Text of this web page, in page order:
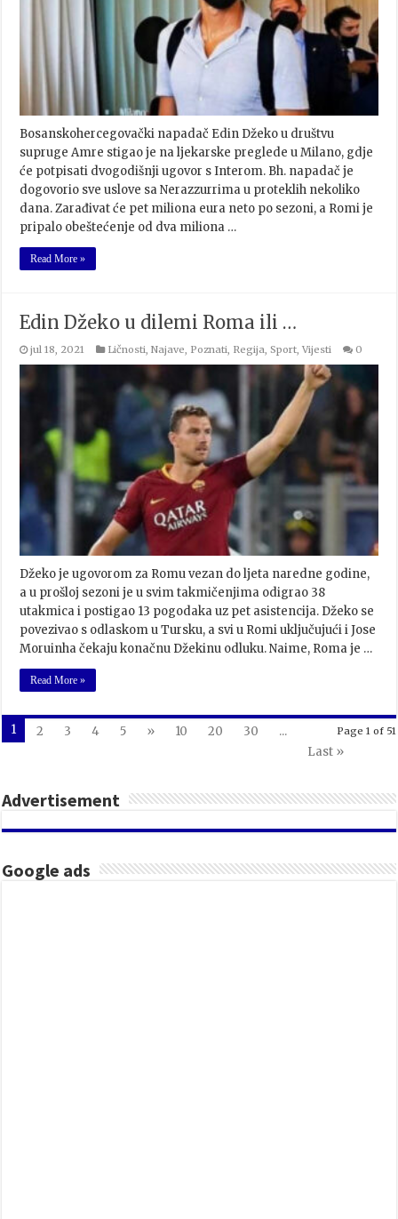
Bosanskohercegovački napadač Edin Džeko u društvu
supruge Amre stigao je na ljekarske preglede u Milano, gdje
će potpisati dvogodišnji ugovor s Interom. Bh. napadač je
dogovorio sve uslove sa Nerazzurrima u proteklih nekoliko
dana. Zarađivat će pet miliona eura neto po sezoni, a Romi je
pripalo obeštećenje od dva miliona …
Read More »
Edin Džeko u dilemi Roma ili …
jul 18, 2021 Ličnosti,Najave, Poznati, Regija,Sport,Vijesti 0
Džeko je ugovorom za Romu vezan do ljeta naredne godine,
a u prošloj sezoni je u svim takmičenjima odigrao 38
utakmica i postigao 13 pogodaka uz pet asistencija. Džeko se
povezivao s odlaskom u Tursku, a svi u Romi uključujući i Jose
Moruinha čekaju konačnu Džekinu odluku. Naime, Roma je …
Read More »
Page 1 of 51
1 2 3 4 5 » 10 20 30
...
Last »
Advertisement
Google ads